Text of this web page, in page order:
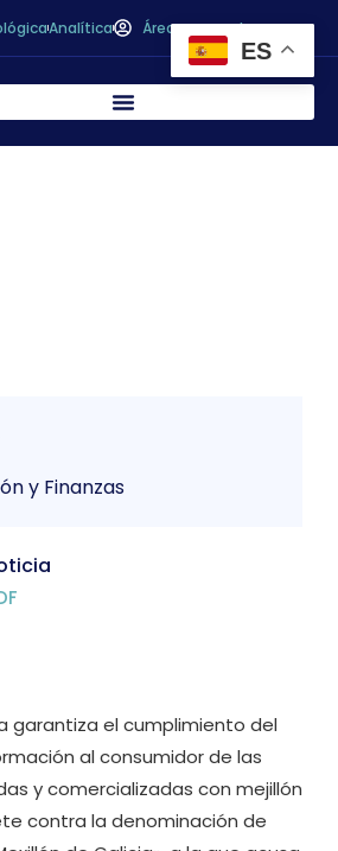
Analítica Área personal
garantiza el cumplimiento del
al consumidor de las
y comercializadas con mejillón
contra la denominación de
y Finanzas
ES